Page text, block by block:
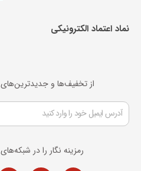
نماد اعتماد الکترونیکی​
از تخفیف‌ها و جدیدترین‌های
رمزینه نگار را در